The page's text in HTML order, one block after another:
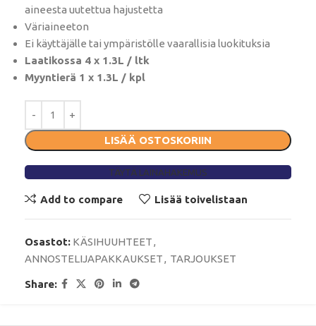
aineesta uutettua hajustetta
Väriaineeton
Ei käyttäjälle tai ympäristölle vaarallisia luokituksia
Laatikossa 4 x 1.3L / ltk
Myyntierä 1 x 1.3L / kpl
LISÄÄ OSTOSKORIIN
TÄYTÄ LAINAHAKEMUS
Add to compare Lisää toivelistaan
Osastot: KÄSIHUUHTEET,
ANNOSTELIJAPAKKAUKSET, TARJOUKSET
Share: